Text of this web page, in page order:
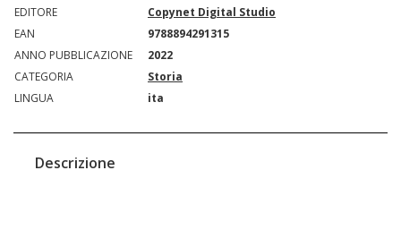
EDITORE
Copynet Digital Studio
EAN
9788894291315
ANNO PUBBLICAZIONE
2022
CATEGORIA
Storia
LINGUA
ita
Descrizione